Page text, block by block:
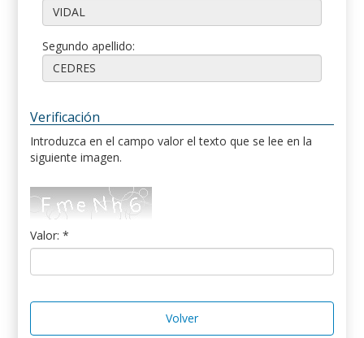
Segundo apellido:
Verificación
Introduzca en el campo valor el texto que se lee en la
siguiente imagen.
Valor: *
Volver